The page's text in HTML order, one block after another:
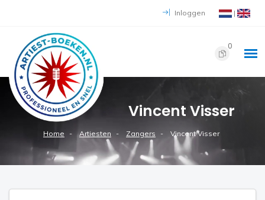
Inloggen |
0
Vincent Visser
Home Artiesten Zangers Vincent Visser